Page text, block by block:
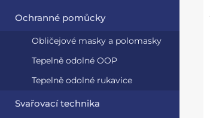
Ochranné pomůcky
Obličejové masky a polomasky
Tepelně odolné OOP
Tepelně odolné rukavice
Svařovací technika